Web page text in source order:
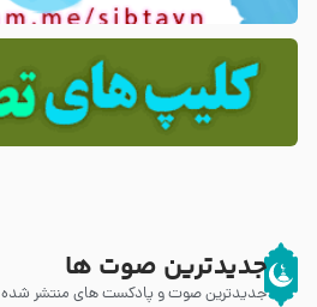
جدیدترین صوت ها
جدیدترین صوت و پادکست های منتشر شده